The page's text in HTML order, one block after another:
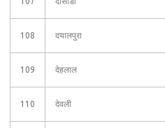
108 दयालपुरा
109 देहलाल
110 देवली